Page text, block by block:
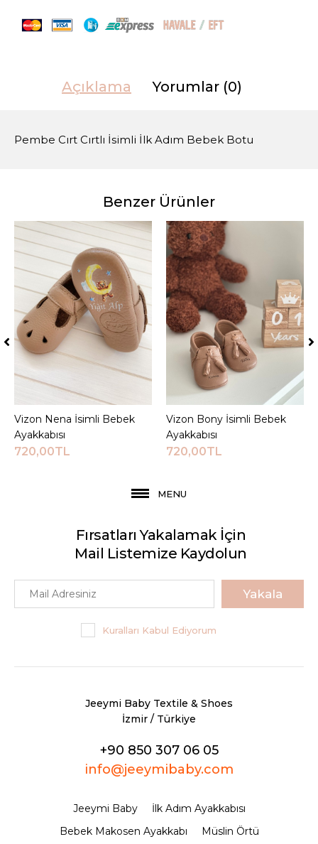
Açıklama Yorumlar (0)
Pembe Cırt Cırtlı İsimli İlk Adım Bebek Botu
Benzer Ürünler
Sepete Ekle
Vizon Nena İsimli Bebek
Ayakkabısı
720,00TL
Sepete Ekle
Vizon Bony İsimli Bebek
Ayakkabısı
720,00TL
MENU
Fırsatları Yakalamak İçin
Mail Listemize Kaydolun
Yakala
Kuralları Kabul Ediyorum
Jeeymi Baby Textile & Shoes
İzmir / Türkiye
+90 850 307 06 05
info@jeeymibaby.com
Jeeymi Baby
İlk Adım Ayakkabısı
Bebek Makosen Ayakkabı
Müslin Örtü